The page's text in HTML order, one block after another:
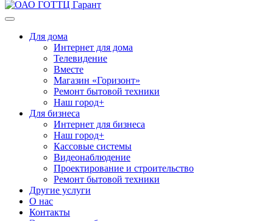
Для дома
Интернет для дома
Телевидение
Вместе
Магазин «Горизонт»
Ремонт бытовой техники
Наш город+
Для бизнеса
Интернет для бизнеса
Наш город+
Кассовые системы
Видеонаблюдение
Проектирование и строительство
Ремонт бытовой техники
Другие услуги
О нас
Контакты